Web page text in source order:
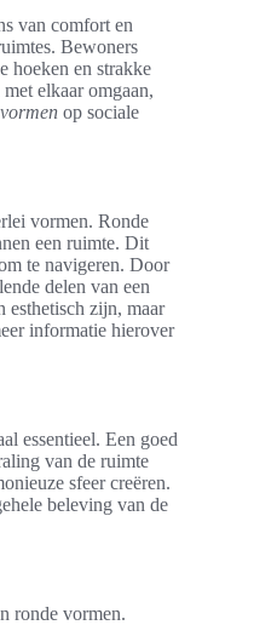
van comfort en
Bewoners
hoeken en strakke
elkaar omgaan,
op sociale
vormen. Ronde
een ruimte. Dit
te navigeren. Door
delen van een
esthetisch zijn, maar
informatie hierover
essentieel. Een goed
van de ruimte
sfeer creëren.
beleving van de
ronde vormen.